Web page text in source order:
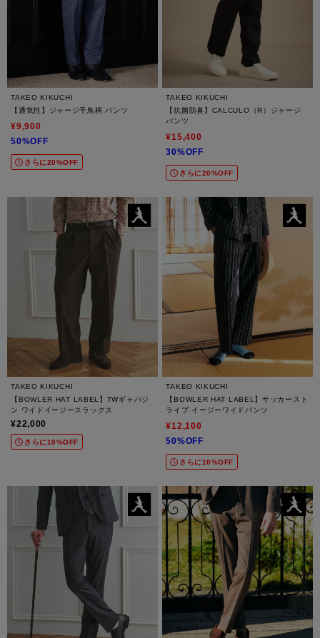
TAKEO KIKUCHI
【通気性】ジャージ千鳥柄 パンツ
¥9,900
50%OFF
さらに20%OFF
TAKEO KIKUCHI
【抗菌防臭】CALCULO（R）ジャージ
パンツ
¥15,400
30%OFF
さらに20%OFF
TAKEO KIKUCHI
【BOWLER HAT LABEL】TWギャバジ
ン ワイドイージースラックス
¥22,000
さらに10%OFF
TAKEO KIKUCHI
【BOWLER HAT LABEL】サッカースト
ライプ イージーワイドパンツ
¥12,100
50%OFF
さらに10%OFF